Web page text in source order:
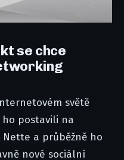
se chce
světě
ho postavili na
a průběžně ho
nové sociální